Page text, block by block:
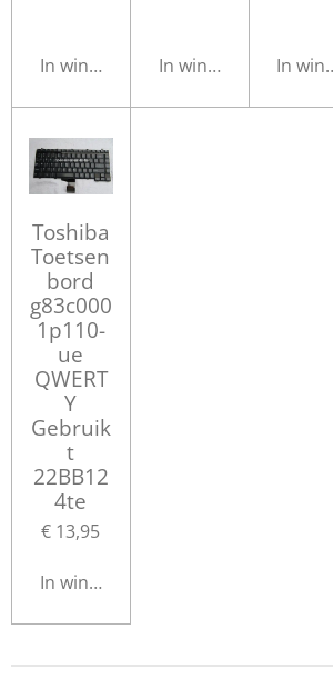
In winkelwagenIn winkelwagenIn
Toshiba
Toetsen
bord
g83c000
1p110-
ue
QWERT
Y
Gebruik
t
22BB12
4te
€ 13,95
In winkelwagen